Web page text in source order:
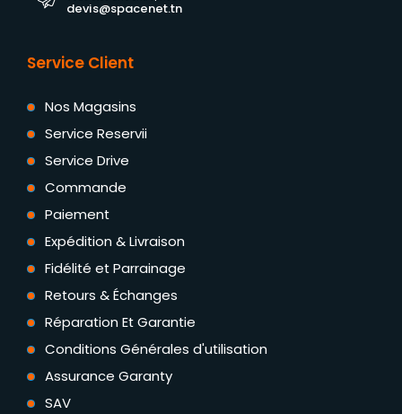
devis@spacenet.tn
Service Client
Nos Magasins
Service Reservii
Service Drive
Commande
Paiement
Expédition & Livraison
Fidélité et Parrainage
Retours & Échanges
Réparation Et Garantie
Conditions Générales d'utilisation
Assurance Garanty
SAV